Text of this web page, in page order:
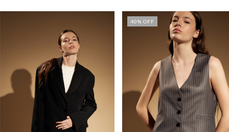
40% OFF